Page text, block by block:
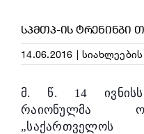
ᲡᲞᲛᲗᲞ-ᲘᲡ ᲢᲠᲔᲜᲘᲜᲒᲘ
14.06.2016 | სიახლეების
მ. წ. 14
რაიონულმა
„საქართველოს